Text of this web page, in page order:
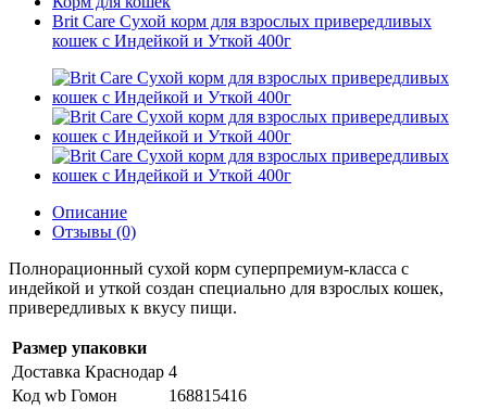
Brit Care Сухой корм для взрослых привередливых
кошек с Индейкой и Уткой 400г
Описание
Отзывы (0)
Полнорационный сухой корм суперпремиум-класса с
индейкой и уткой создан специально для взрослых кошек,
привередливых к вкусу пищи.
Размер упаковки
Доставка Краснодар 4
Код wb Гомон
168815416